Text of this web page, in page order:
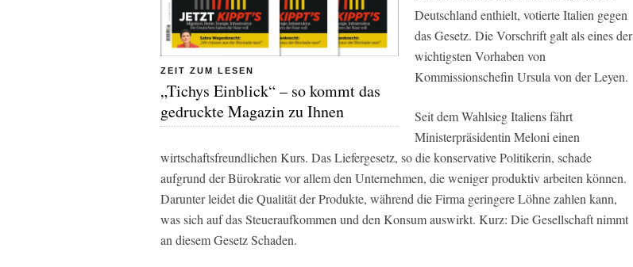
ZEIT ZUM LESEN
„Tichys Einblick“ – so kommt das
gedruckte Magazin zu Ihnen
Deutschland enthielt, votierte Italien gegen
das Gesetz. Die Vorschrift galt als eines der
wichtigsten Vorhaben von
Kommissionschefin Ursula von der Leyen.
Seit dem Wahlsieg Italiens fährt
Ministerpräsidentin Meloni einen
wirtschaftsfreundlichen Kurs. Das Liefergesetz, so die konservative Politikerin, schade
aufgrund der Bürokratie vor allem den Unternehmen, die weniger produktiv arbeiten können.
Darunter leidet die Qualität der Produkte, während die Firma geringere Löhne zahlen kann,
was sich auf das Steueraufkommen und den Konsum auswirkt. Kurz: Die Gesellschaft nimmt
an diesem Gesetz Schaden.